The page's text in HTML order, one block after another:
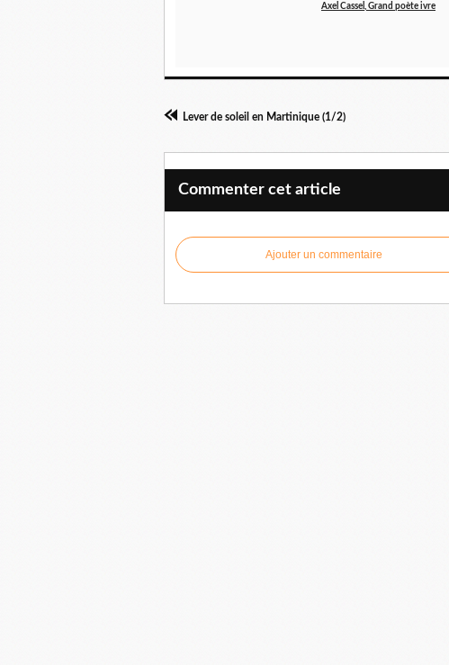
Axel Cassel, Grand poète ivre
Lever de soleil en Martinique (1/2)
Commenter cet article
Ajouter un commentaire